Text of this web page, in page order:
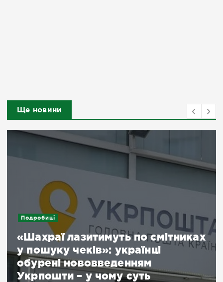
Ще новини
Подробиці
«Шахраї лазитимуть по смітниках
у пошуку чеків»: українці
обурені нововведенням
Укрпошти – у чому суть